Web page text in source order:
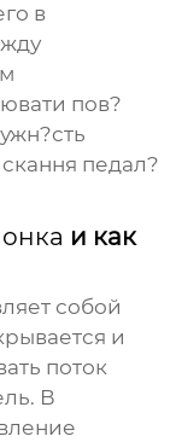
в
пов?
педал?
и как
собой
и
поток
В